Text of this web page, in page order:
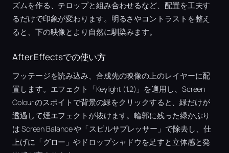
ズムを作る、テロップと組み合わせるなど、配置を工夫す
るだけで印象が変わります。明るさやコントラストを整え
ると、下の映像とより自然に馴染みます。
After Effectsでの使い方
フッテージを読み込み、合成先の映像の上のレイヤーに配
置します。エフェクト「Keylight (1.2)」を適用し、Screen
Colour のスポイトで背景の緑をクリックすると、緑だけが
透過して煙エフェクトが抜けます。輪郭に残った緑かぶり
は Screen Balance や「スピルサプレッサー」で除去し、仕
上げに「グロー」やドロップシャドウを足すと立体感と発